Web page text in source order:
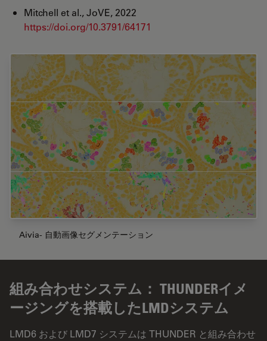
Mitchell et al., JoVE, 2022
https://doi.org/10.3791/64171
Aivia- 自動画像セグメンテーション
組み合わせシステム： THUNDERイメ
ージングを搭載したLMDシステム
LMD6 および LMD7 システムは THUNDER と組み合わせ